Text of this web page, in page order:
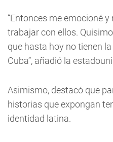
“Entonces me emocioné
trabajar con ellos.
que hasta hoy no tienen
Cuba”, añadió la
Asimismo, destacó que
historias que expongan
identidad latina.